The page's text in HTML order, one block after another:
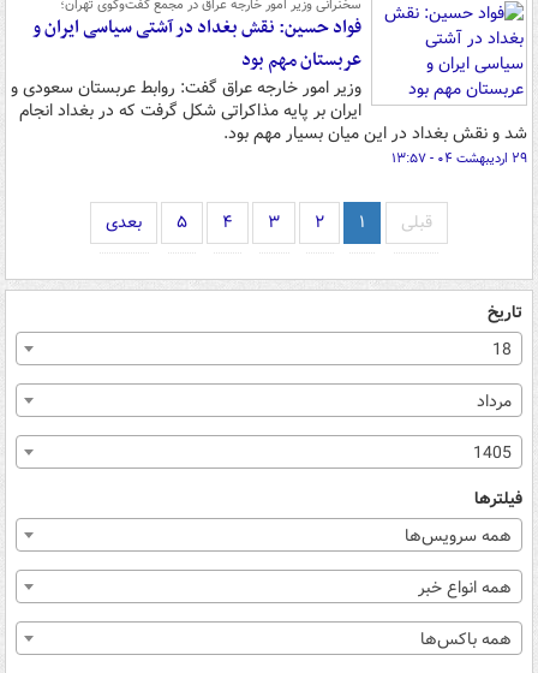
سخنرانی وزیر امور خارجه عراق در مجمع گفت‌وگوی تهران؛
فواد حسین: نقش بغداد در آشتی سیاسی ایران و
عربستان مهم بود
وزیر امور خارجه عراق گفت: روابط عربستان سعودی و
ایران بر پایه مذاکراتی شکل گرفت که در بغداد انجام
شد و نقش بغداد در این میان بسیار مهم بود.
۲۹ اردیبهشت ۰۴ - ۱۳:۵۷
قبلی ۱ ۲ ۳ ۴ ۵ بعدی
تاریخ
18
مرداد
1405
فیلترها
همه سرویس‌ها
همه انواع خبر
همه باکس‌ها